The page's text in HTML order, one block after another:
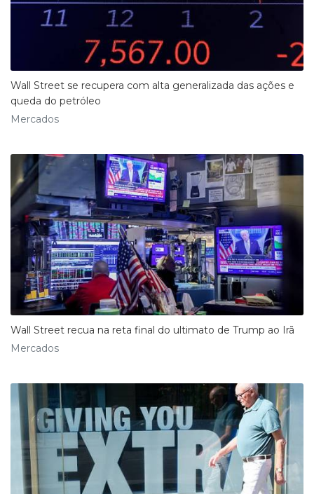
Wall Street se recupera com alta generalizada das ações e
queda do petróleo
Mercados
Wall Street recua na reta final do ultimato de Trump ao Irã
Mercados